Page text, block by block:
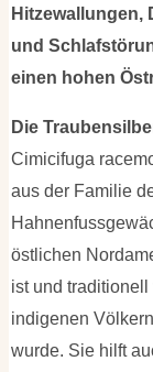
Hitzewallungen,
und
einen hohen
Die
Cimicifuga
aus der Familie
östlichen
ist und traditionell
indigenen
wurde. Sie hilft